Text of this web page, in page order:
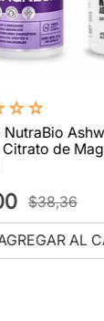
☆☆
de
$38,36
AL